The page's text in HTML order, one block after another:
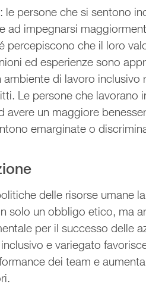
: le persone che si sentono
ad impegnarsi
percepiscono che il loro
ed esperienze sono
ambiente di lavoro inclusivo
Le persone che lavorano
avere un maggiore
emarginate o
delle risorse umane
solo un obbligo etico, ma
per il successo delle
e variegato
dei team e